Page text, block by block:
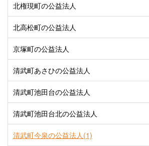
北権現町の公益法人
北高松町の公益法人
京塚町の公益法人
清武町あさひの公益法人
清武町池田台の公益法人
清武町池田台北の公益法人
清武町今泉の公益法人(1)